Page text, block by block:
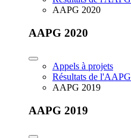
AAPG 2020
AAPG 2020
Appels à projets
Résultats de l'AAPG
AAPG 2019
AAPG 2019